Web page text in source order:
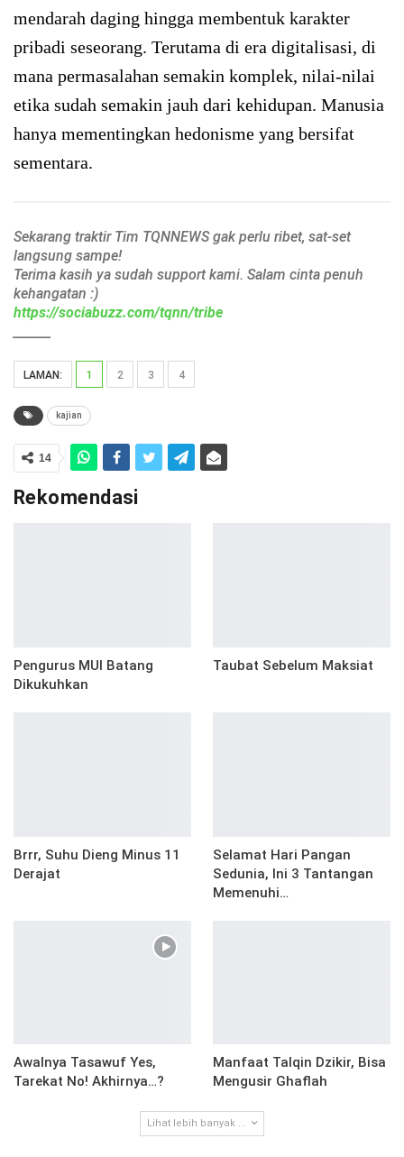
mendarah daging hingga membentuk karakter
pribadi seseorang. Terutama di era digitalisasi, di
mana permasalahan semakin komplek, nilai-nilai
etika sudah semakin jauh dari kehidupan. Manusia
hanya mementingkan hedonisme yang bersifat
sementara.
Sekarang traktir Tim TQNNEWS gak perlu ribet, sat-set
langsung sampe!
Terima kasih ya sudah support kami. Salam cinta penuh
kehangatan :)
https://sociabuzz.com/tqnn/tribe
LAMAN: 1 2 3 4
kajian
14
Rekomendasi
Pengurus MUI Batang
Dikukuhkan
Taubat Sebelum Maksiat
Brrr, Suhu Dieng Minus 11
Derajat
Selamat Hari Pangan
Sedunia, Ini 3 Tantangan
Memenuhi…
Awalnya Tasawuf Yes,
Tarekat No! Akhirnya…?
Manfaat Talqin Dzikir, Bisa
Mengusir Ghaflah
Lihat lebih banyak ...